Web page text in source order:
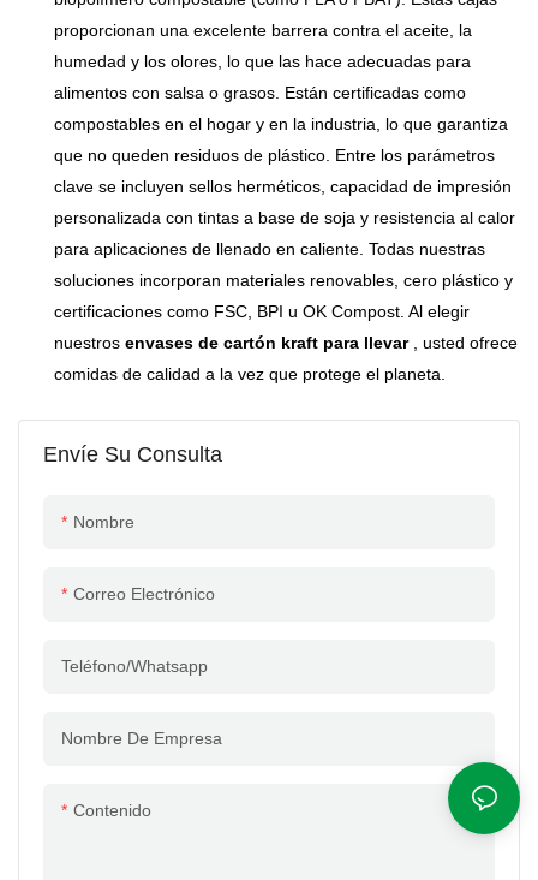
Envíe Su Consulta
Nombre
Correo Electrónico
Teléfono/whatsapp
Nombre De Empresa
Contenido
proporcionan una excelente barrera contra el aceite, la
humedad y los olores, lo que las hace adecuadas para
alimentos con salsa o grasos. Están certificadas como
compostables en el hogar y en la industria, lo que garantiza
que no queden residuos de plástico. Entre los parámetros
clave se incluyen sellos herméticos, capacidad de impresión
personalizada con tintas a base de soja y resistencia al calor
para aplicaciones de llenado en caliente. Todas nuestras
soluciones incorporan materiales renovables, cero plástico y
certificaciones como FSC, BPI u OK Compost. Al elegir
nuestros envases de cartón kraft para llevar, usted ofrece
comidas de calidad a la vez que protege el planeta.